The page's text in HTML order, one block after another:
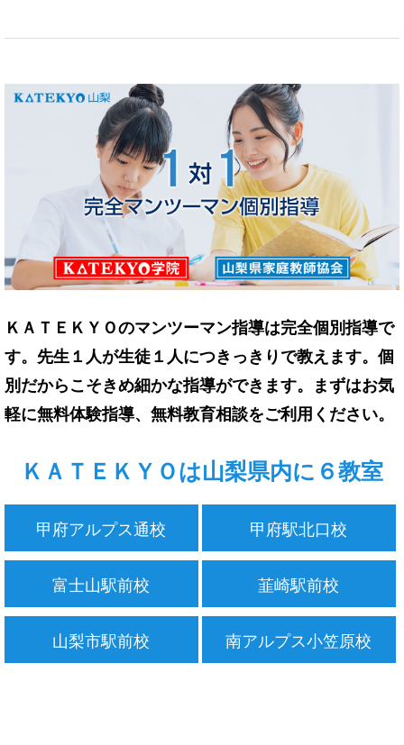
ＫＡＴＥＫＹＯのマンツーマン指導は完全個別指導で
す。先生１人が生徒１人につきっきりで教えます。個
別だからこそきめ細かな指導ができます。まずはお気
軽に無料体験指導、無料教育相談をご利用ください。
ＫＡＴＥＫＹＯは山梨県内に６教室
甲府アルプス通校 甲府駅北口校
富士山駅前校 韮崎駅前校
山梨市駅前校 南アルプス小笠原校